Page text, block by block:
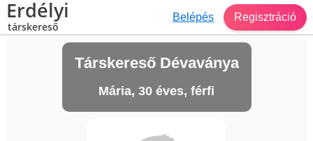
Erdélyi
társkereső
Belépés Regisztráció
Társkereső Dévaványa
Mária, 30 éves, férfi